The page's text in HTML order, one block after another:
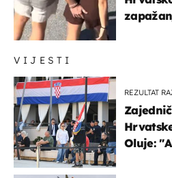
VIJESTI
REZULTAT
Oluje: